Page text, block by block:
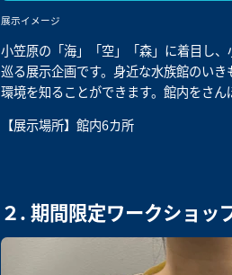
展示イメージ
小笠原の「海」「空」「森」に着目し
巡る展示企画です。身近な水族館のい
環境を知ることができます。館内をさ
【展示場所】館内6カ所
２. 期間限定ワークショッ